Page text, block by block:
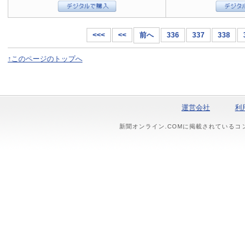
<<< << 前へ 336 337 338
↑このページのトップへ
運営会社 利
新聞オンライン.COMに掲載されているコ